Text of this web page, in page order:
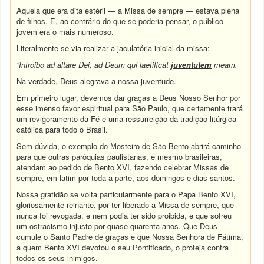
Aquela que era dita estéril — a Missa de sempre — estava plena
de filhos. E, ao contrário do que se poderia pensar, o público
jovem era o mais numeroso.
Literalmente se via realizar a jaculatória inicial da missa:
“Introibo ad altare Dei, ad Deum qui laetificatjuventutem meam.
Na verdade, Deus alegrava a nossa juventude.
Em primeiro lugar, devemos dar graças a Deus Nosso Senhor por
esse imenso favor espiritual para São Paulo, que certamente trará
um revigoramento da Fé e uma ressurreição da tradição litúrgica
católica para todo o Brasil.
Sem dúvida, o exemplo do Mosteiro de São Bento abrirá caminho
para que outras paróquias paulistanas, e mesmo brasileiras,
atendam ao pedido de Bento XVI, fazendo celebrar Missas de
sempre, em latim por toda a parte, aos domingos e dias santos.
Nossa gratidão se volta particularmente para o Papa Bento XVI,
gloriosamente reinante, por ter liberado a Missa de sempre, que
nunca foi revogada, e nem podia ter sido proibida, e que sofreu
um ostracismo injusto por quase quarenta anos. Que Deus
cumule o Santo Padre de graças e que Nossa Senhora de Fátima,
a quem Bento XVI devotou o seu Pontificado, o proteja contra
todos os seus inimigos.